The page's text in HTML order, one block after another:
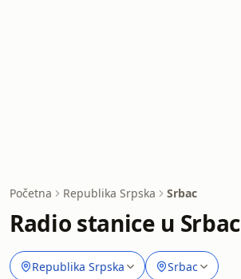
Početna Republika Srpska Srbac
Radio stanice u Srbac
Republika Srpska Srbac